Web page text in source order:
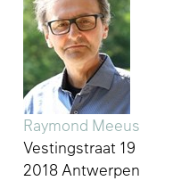
Raymond Meeus
Vestingstraat 19
2018 Antwerpen